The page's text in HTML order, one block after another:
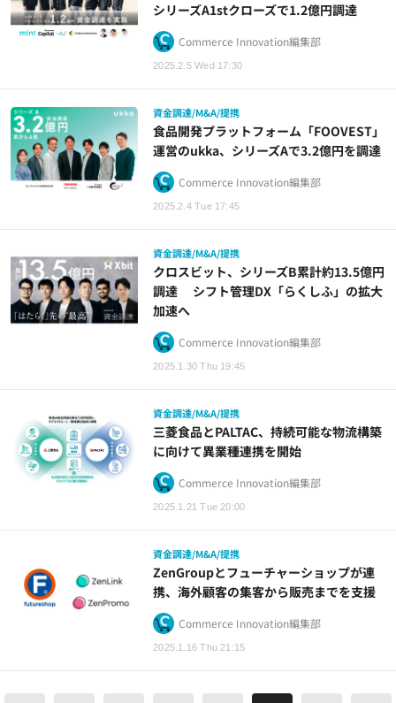
2025.2.5 Wed 17:30
シリーズA1stクローズで1.2億円調達
Commerce Innovation編集部
資金調達/M&A/提携
2025.2.4 Tue 17:45
食品開発プラットフォーム「FOOVEST」
運営のukka、シリーズAで3.2億円を調達
Commerce Innovation編集部
資金調達/M&A/提携
2025.1.30 Thu 19:45
クロスビット、シリーズB累計約13.5億円
調達 シフト管理DX「らくしふ」の拡大
加速へ
Commerce Innovation編集部
資金調達/M&A/提携
2025.1.21 Tue 20:00
三菱食品とPALTAC、持続可能な物流構築
に向けて異業種連携を開始
Commerce Innovation編集部
資金調達/M&A/提携
2025.1.16 Thu 21:15
ZenGroupとフューチャーショップが連
携、海外顧客の集客から販売までを支援
Commerce Innovation編集部